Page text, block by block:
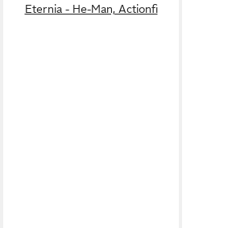
Eternia - He-Man, Actionfi